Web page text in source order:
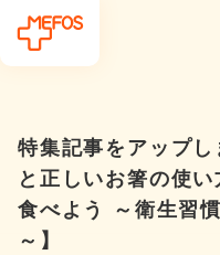
特集記事をアップ
と正しいお箸の使
食べよう ～衛生習
～】